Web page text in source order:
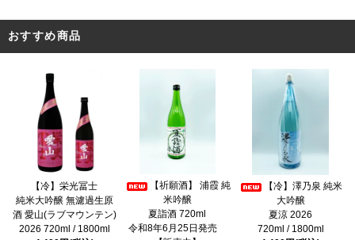
おすすめ商品
【冷】栄光冨士
純米大吟醸 無濾過生原
酒 愛山(ラブマウンテン)
2026 720ml / 1800ml
【祈願酒】 浦霞 純
米吟醸
夏詣酒 720ml
令和8年6月25日発売
【冷】澤乃泉 純米
大吟醸
夏涼 2026
720ml / 1800ml